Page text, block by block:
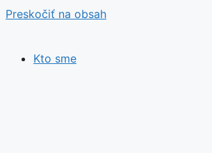
Preskočiť na obsah
Kto sme